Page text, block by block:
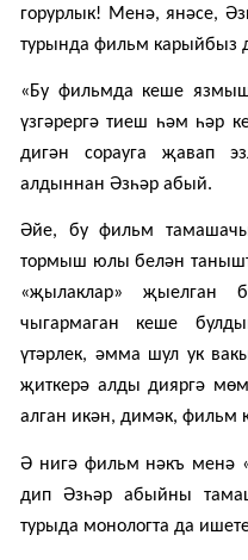
горурлык! Менә, янәсе,
турында фильм карыйбыз
«Бу фильмда кеше
үзгәрергә тиеш һәм һәр
дигән сорауга җавап
алдыннан Әзһәр абый.
Әйе, бу фильм
тормыш юлы белән
«җылаклар» җыелган
чыгармаган кеше
үтәрлек, әмма шул ук
җиткерә алды дияргә
алган икән, димәк, фильм
Ә нигә фильм нәкъ менә
дип Әзһәр абыйны
турыда монологта да